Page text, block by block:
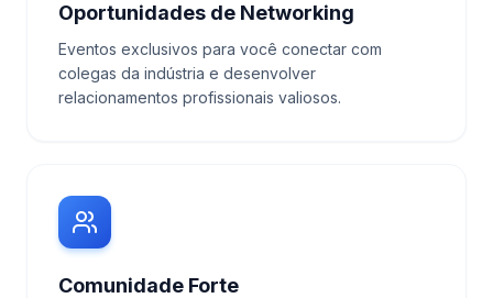
Oportunidades de Networking
Eventos exclusivos para você conectar com
colegas da indústria e desenvolver
relacionamentos profissionais valiosos.
Comunidade Forte